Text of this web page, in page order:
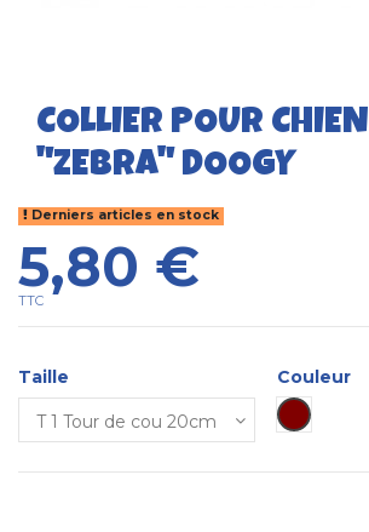
COLLIER POUR CHIEN
"ZEBRA" DOOGY
Derniers articles en stock
5,80 €
TTC
Taille
Couleur
Marron